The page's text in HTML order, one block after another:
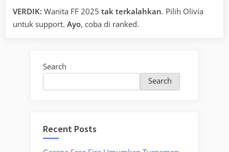
VERDIK: Wanita FF 2025 tak terkalahkan. Pilih Olivia
untuk support. Ayo, coba di ranked.
Search
Search
Recent Posts